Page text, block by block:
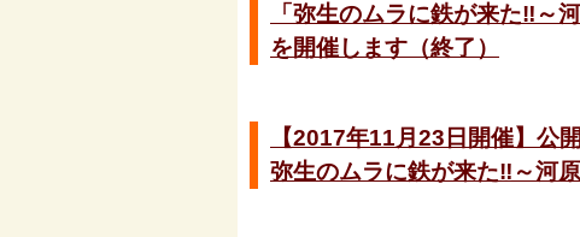
「弥生のムラに鉄が来た‼～
を開催します（終了）
【2017年11月23日開催】公
弥生のムラに鉄が来た‼～河